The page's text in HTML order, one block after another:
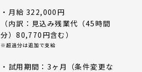
・月給 322,000円
（内訳：見込み残業代（45時間
分）80,770円含む）
※超過分は追加で支給
・試用期間：3ヶ月（条件変更な